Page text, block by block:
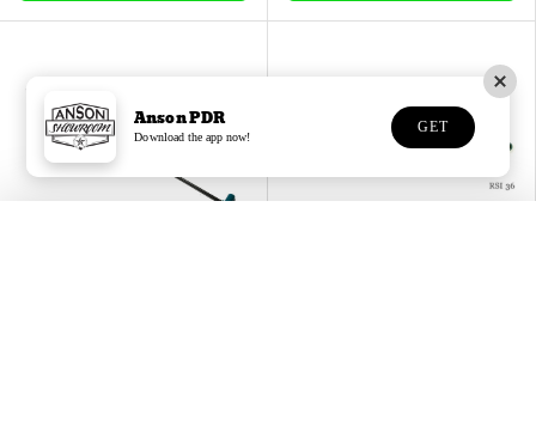
Anson PDR
Download the app now!
GET